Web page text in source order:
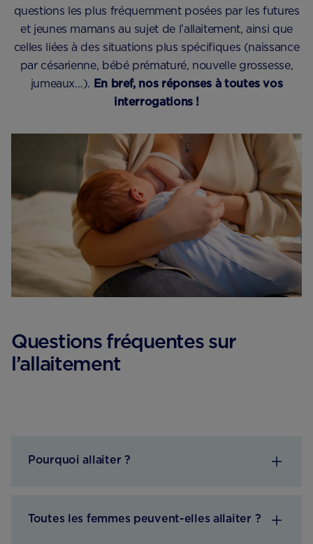
questions les plus fréquemment posées par les futures
et jeunes mamans au sujet de l’allaitement, ainsi que
celles liées à des situations plus spécifiques (naissance
par césarienne, bébé prématuré, nouvelle grossesse,
jumeaux…). En bref, nos réponses à toutes vos
interrogations !
Questions fréquentes sur
l’allaitement
Pourquoi allaiter ?
Toutes les femmes peuvent-elles allaiter ?